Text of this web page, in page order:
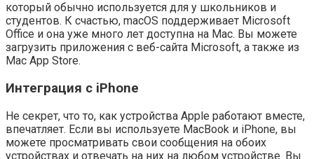
который обычно используется для у школьников и
студентов. К счастью, macOS поддерживает Microsoft
Office и она уже много лет доступна на Mac. Вы можете
загрузить приложения с веб-сайта Microsoft, а также из
Mac App Store.
Интеграция с iPhone
Не секрет, что то, как устройства Apple работают вместе,
впечатляет. Если вы используете MacBook и iPhone, вы
можете просматривать свои сообщения на обоих
устройствах и отвечать на них на любом устройстве. Вы